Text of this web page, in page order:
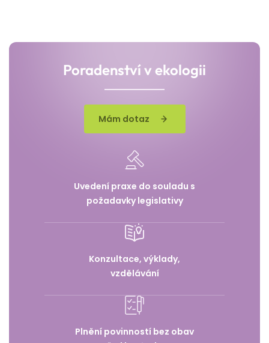
Poradenství v ekologii
Mám dotaz
Uvedení praxe do souladu s
požadavky legislativy
Konzultace, výklady,
vzdělávání
Plnění povinností bez obav